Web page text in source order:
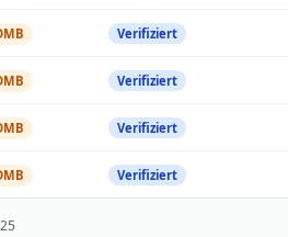
Verifiziert
Verifiziert
Verifiziert
Verifiziert